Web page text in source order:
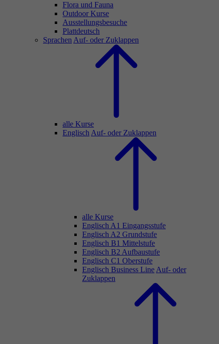
Flora und Fauna
Outdoor Kurse
Ausstellungsbesuche
Plattdeutsch
Sprachen Auf- oder Zuklappen
alle Kurse
Englisch Auf- oder Zuklappen
alle Kurse
Englisch A1 Eingangsstufe
Englisch A2 Grundstufe
Englisch B1 Mittelstufe
Englisch B2 Aufbaustufe
Englisch C1 Oberstufe
Englisch Business Line Auf- oder
Zuklappen